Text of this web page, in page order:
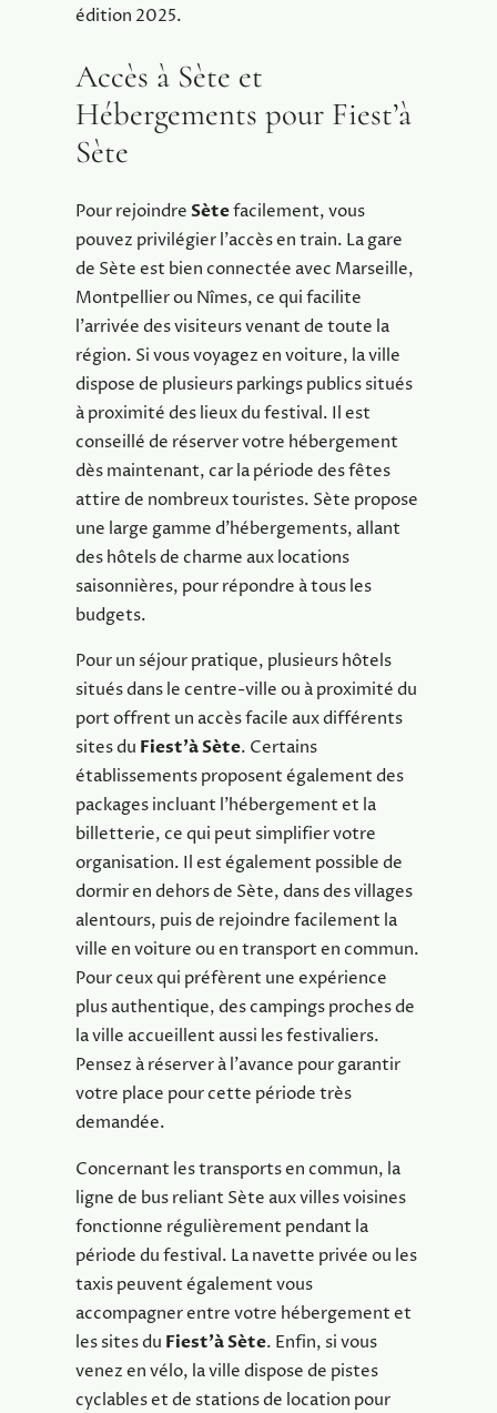
édition 2025.
Accès à Sète et
Hébergements pour Fiest’à
Sète
Pour rejoindreSètefacilement, vous
pouvez privilégier l’accès en train. La gare
de Sète est bien connectée avec Marseille,
Montpellier ou Nîmes, ce qui facilite
l’arrivée des visiteurs venant de toute la
région. Si vous voyagez en voiture, la ville
dispose de plusieurs parkings publics situés
à proximité des lieux du festival. Il est
conseillé de réserver votre hébergement
dès maintenant, car la période des fêtes
attire de nombreux touristes. Sète propose
une large gamme d’hébergements, allant
des hôtels de charme aux locations
saisonnières, pour répondre à tous les
budgets.
Pour un séjour pratique, plusieurs hôtels
situés dans le centre-ville ou à proximité du
port offrent un accès facile aux différents
sites du Fiest’à Sète. Certains
établissements proposent également des
packages incluant l’hébergement et la
billetterie, ce qui peut simplifier votre
organisation. Il est également possible de
dormir en dehors de Sète, dans des villages
alentours, puis de rejoindre facilement la
ville en voiture ou en transport en commun.
Pour ceux qui préfèrent une expérience
plus authentique, des campings proches de
la ville accueillent aussi les festivaliers.
Pensez à réserver à l’avance pour garantir
votre place pour cette période très
demandée.
Concernant les transports en commun, la
ligne de bus reliant Sète aux villes voisines
fonctionne régulièrement pendant la
période du festival. La navette privée ou les
taxis peuvent également vous
accompagner entre votre hébergement et
les sites du Fiest’à Sète. Enfin, si vous
venez en vélo, la ville dispose de pistes
cyclables et de stations de location pour